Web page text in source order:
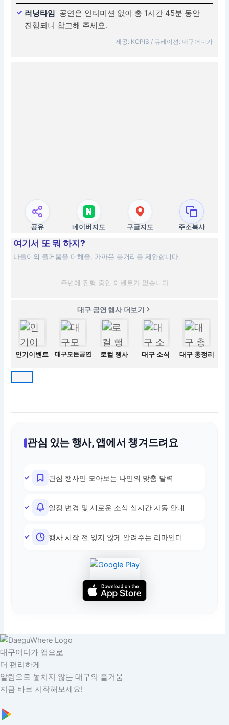
러닝타임 공연은 인터미션 없이 총 1시간 45분 동안
진행되니 참고해 주세요.
제공: KOPIS / 큐레이션: 대구어디가
공유 네이버지도 구글지도 주소복사
여기서 또 뭐 하지?
나들이의 즐거움을 더해줄, 가까운 볼거리를 제안합니다.
주변에 진행 중인 이벤트가 없습니다
대구 공연 행사 더보기
인기이벤트 대구모든공연 로컬 행사 대구 소식 대구 총정리
관심 있는 행사, 앱에서 챙겨드려요
관심 행사만 모아보는 나만의 맞춤 달력
일정 변경 및 새로운 소식 실시간 자동 안내
행사 시작 전 잊지 않게 알려주는 리마인더
대구어디가 앱으로
더 편리하게
알림으로 놓치지 않는 대구의 즐거움
지금 바로 시작해보세요!